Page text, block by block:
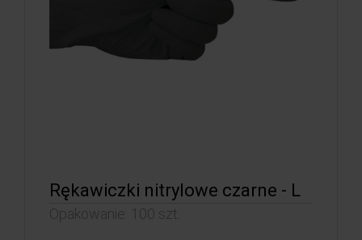
Rękawiczki nitrylowe czarne - L
Opakowanie: 100 szt.